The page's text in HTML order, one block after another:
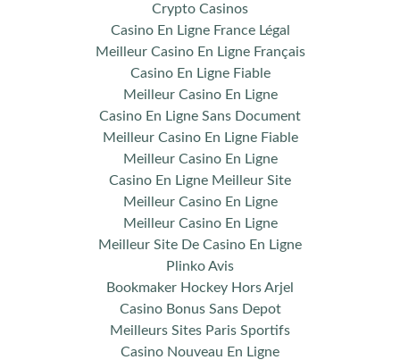
Crypto Casinos
Casino En Ligne France Légal
Meilleur Casino En Ligne Français
Casino En Ligne Fiable
Meilleur Casino En Ligne
Casino En Ligne Sans Document
Meilleur Casino En Ligne Fiable
Meilleur Casino En Ligne
Casino En Ligne Meilleur Site
Meilleur Casino En Ligne
Meilleur Casino En Ligne
Meilleur Site De Casino En Ligne
Plinko Avis
Bookmaker Hockey Hors Arjel
Casino Bonus Sans Depot
Meilleurs Sites Paris Sportifs
Casino Nouveau En Ligne